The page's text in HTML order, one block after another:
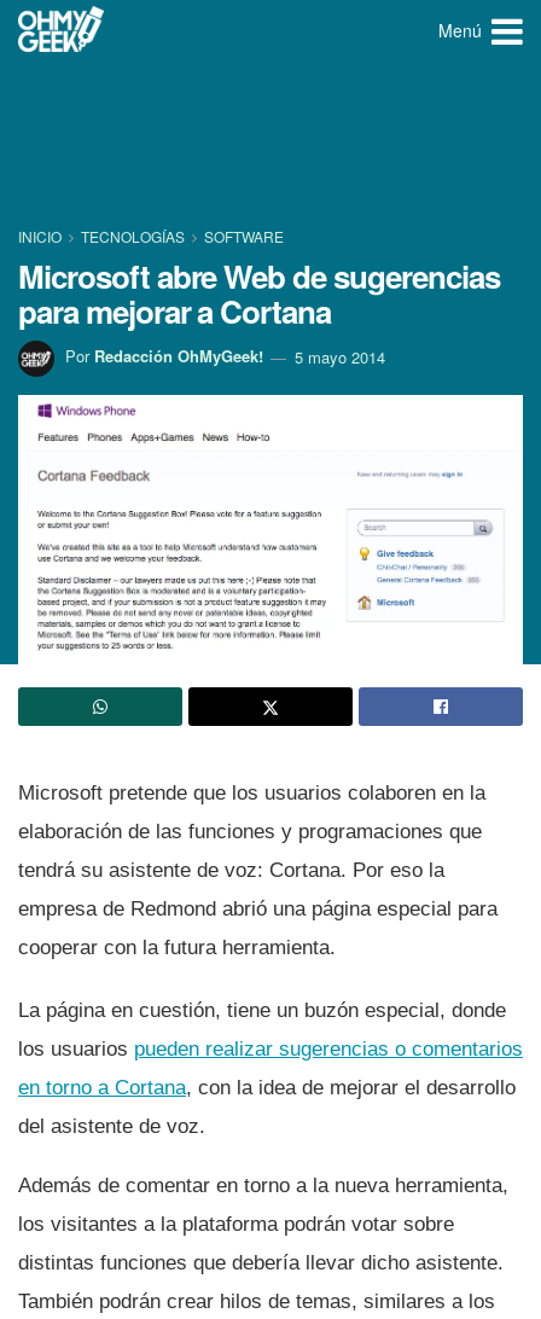
Menú
INICIO TECNOLOGÍ­AS SOFTWARE
Microsoft abre Web de sugerencias
para mejorar a Cortana
Por Redacción OhMyGeek! 5 mayo 2014
Microsoft pretende que los usuarios colaboren en la
elaboración de las funciones y programaciones que
tendrá su asistente de voz: Cortana. Por eso la
empresa de Redmond abrió una página especial para
cooperar con la futura herramienta.
La página en cuestión, tiene un buzón especial, donde
los usuarios pueden realizar sugerencias o comentarios
en torno a Cortana, con la idea de mejorar el desarrollo
del asistente de voz.
Además de comentar en torno a la nueva herramienta,
los visitantes a la plataforma podrán votar sobre
distintas funciones que deberí­a llevar dicho asistente.
También podrán crear hilos de temas, similares a los